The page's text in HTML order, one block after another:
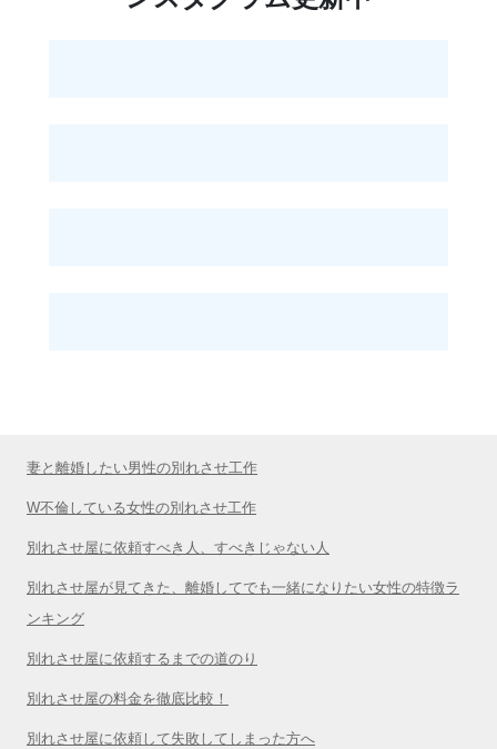
妻と離婚したい男性の別れさせ工作
W不倫している女性の別れさせ工作
別れさせ屋に依頼すべき人、すべきじゃない人
別れさせ屋が見てきた、離婚してでも一緒になりたい女性の特徴ラ
ンキング
別れさせ屋に依頼するまでの道のり
別れさせ屋の料金を徹底比較！
別れさせ屋に依頼して失敗してしまった方へ